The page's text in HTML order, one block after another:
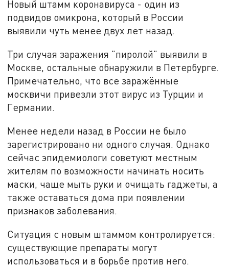
Новый штамм коронавируса - один из
подвидов омикрона, который в России
выявили чуть менее двух лет назад.
Три случая заражения "пиролой" выявили в
Москве, остальные обнаружили в Петербурге.
Примечательно, что все заражённые
москвичи привезли этот вирус из Турции и
Германии.
Менее недели назад в России не было
зарегистрировано ни одного случая. Однако
сейчас эпидемиологи советуют местным
жителям по возможности начинать носить
маски, чаще мыть руки и очищать гаджеты, а
также оставаться дома при появлении
признаков заболевания.
Ситуация с новым штаммом контролируется:
существующие препараты могут
использоваться и в борьбе против него.